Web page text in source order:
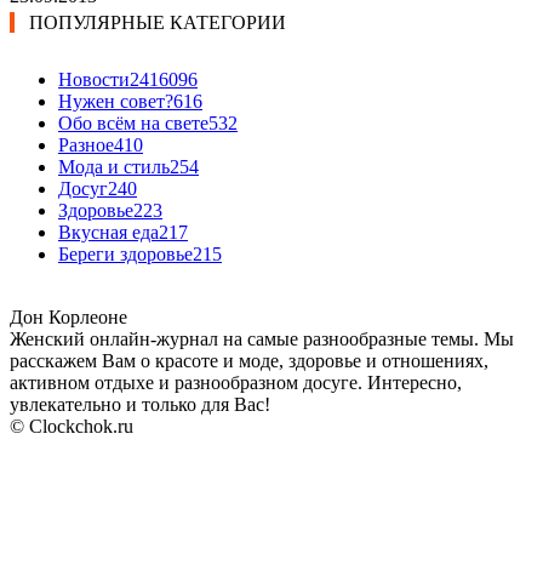
ПОПУЛЯРНЫЕ КАТЕГОРИИ
Новости2416096
Нужен совет?616
Обо всём на свете532
Разное410
Мода и стиль254
Досуг240
Здоровье223
Вкусная еда217
Береги здоровье215
Дон Корлеоне
Женский онлайн-журнал на самые разнообразные темы. Мы
расскажем Вам о красоте и моде, здоровье и отношениях,
активном отдыхе и разнообразном досуге. Интересно,
увлекательно и только для Вас!
© Clockchok.ru